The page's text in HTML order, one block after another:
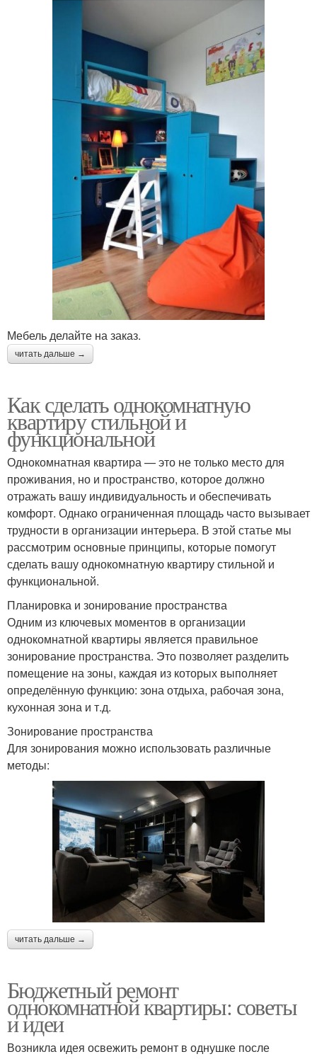
Мебель делайте на заказ.
читать дальше →
Как сделать однокомнатную
квартиру стильной и
функциональной
Однокомнатная квартира — это не только место для
проживания, но и пространство, которое должно
отражать вашу индивидуальность и обеспечивать
комфорт. Однако ограниченная площадь часто вызывает
трудности в организации интерьера. В этой статье мы
рассмотрим основные принципы, которые помогут
сделать вашу однокомнатную квартиру стильной и
функциональной.
Планировка и зонирование пространства
Одним из ключевых моментов в организации
однокомнатной квартиры является правильное
зонирование пространства. Это позволяет разделить
помещение на зоны, каждая из которых выполняет
определённую функцию: зона отдыха, рабочая зона,
кухонная зона и т.д.
Зонирование пространства
Для зонирования можно использовать различные
методы:
читать дальше →
Бюджетный ремонт
однокомнатной квартиры: советы
и идеи
Возникла идея освежить ремонт в однушке после